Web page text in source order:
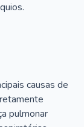
causas de
pulmonar